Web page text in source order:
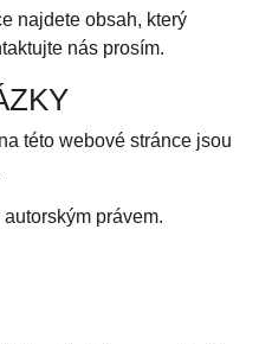
najdete obsah, který
nás prosím.
této webové stránce jsou
právem.